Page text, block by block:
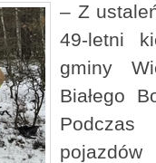
– Z
49-letni
gminy
Białego